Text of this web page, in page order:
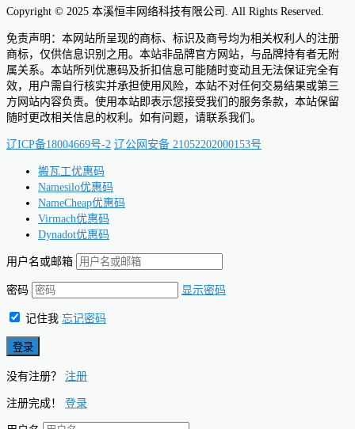
Copyright © 2025 本溪恒丰网络科技有限公司. All Rights Reserved.
免责声明：本网站所呈现的商标、标识及商号均为相关权利人的注册
商标，仅供信息识别之用。本站非品牌官方网站，与品牌持有者无附
属关系。本站所列优惠码及折扣信息可能随时变动且无法保证完全有
效，用户需自行核实并承担使用风险，本站不对任何交易结果或第三
方网站内容负责。使用本站即表示您接受我们的服务条款，本站保留
随时更改相关信息的权利。如有问题，请联系我们。
辽ICP备18004669号-2 辽公网安备 21052202000153号
搬瓦工优惠码
Namesilo优惠码
NameCheap优惠码
Virmach优惠码
Dynadot优惠码
用户名或邮箱
密码 显示密码
记住我 忘记密码
没有注册？ 注册
注册完成！ 登录